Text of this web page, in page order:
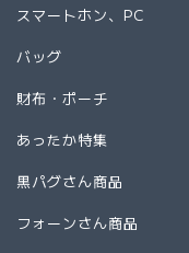
スマートホン、PC
バッグ
財布・ポーチ
あったか特集
黒パグさん商品
フォーンさん商品